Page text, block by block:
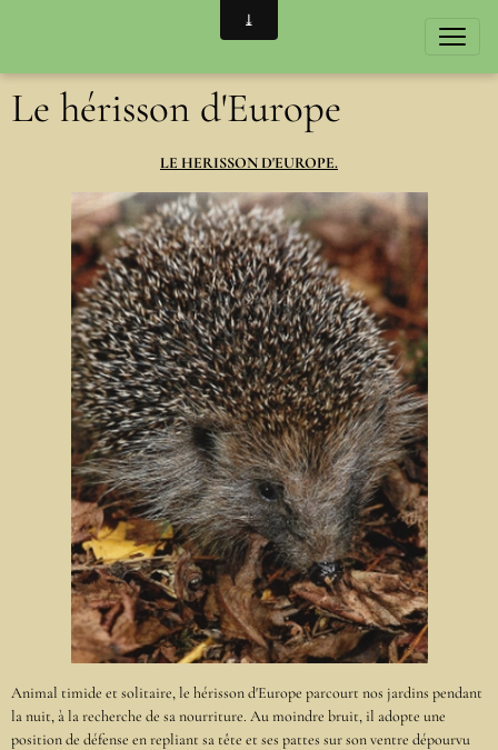
Le hérisson d'Europe
LE HERISSON D'EUROPE.
Animal timide et solitaire, le hérisson d'Europe parcourt nos jardins pendant
la nuit, à la recherche de sa nourriture. Au moindre bruit, il adopte une
position de défense en repliant sa tête et ses pattes sur son ventre dépourvu